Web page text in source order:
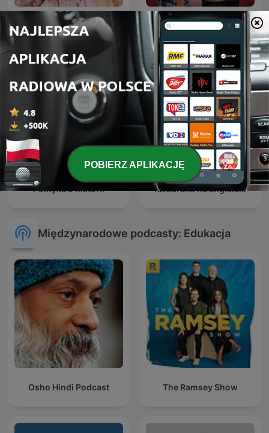
besties Deutsche Podcasts
Polityka o historii Kwadrans na angielski
Międzynarodowe podcasty: Edukacja
Osho Hindi Podcast The Ramsey Show
POBIERZ APLIKACJĘ